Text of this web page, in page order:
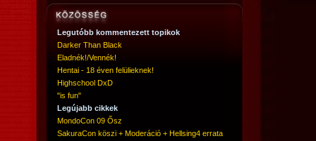
Legutóbb kommentezett topikok
Darker Than Black
Eladnék!/Vennék!
Hentai - 18 éven felülieknek!
Highschool DxD
"is fun"
Legújabb cikkek
MondoCon 09 Ősz
SakuraCon köszi + Moderáció + Hellsing4 errata